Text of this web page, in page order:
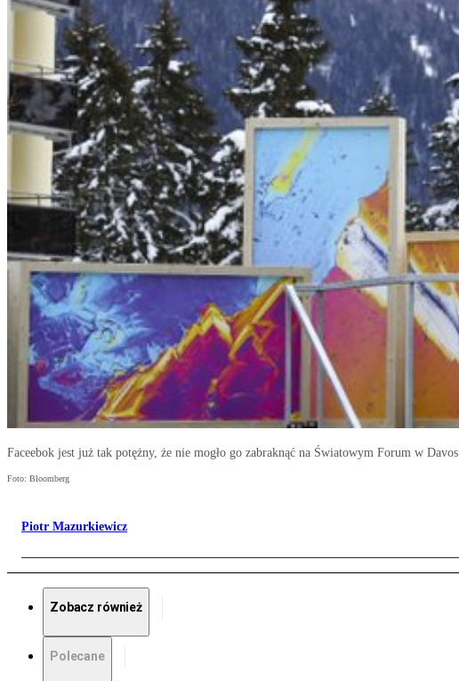
Faceebok jest już tak potężny, że nie mogło go zabraknąć na Światowym Forum w Davos
Foto: Bloomberg
Piotr Mazurkiewicz
Zobacz również
Polecane